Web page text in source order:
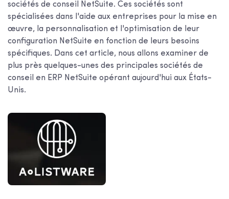
sociétés de conseil NetSuite. Ces sociétés sont
spécialisées dans l'aide aux entreprises pour la mise en
œuvre, la personnalisation et l'optimisation de leur
configuration NetSuite en fonction de leurs besoins
spécifiques. Dans cet article, nous allons examiner de
plus près quelques-unes des principales sociétés de
conseil en ERP NetSuite opérant aujourd'hui aux États-
Unis.